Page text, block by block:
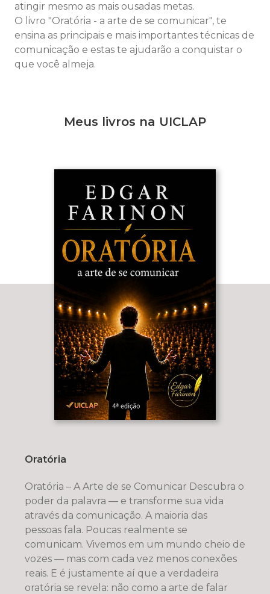
atingir mesmo as mais ousadas metas.
O livro "Oratória - a arte de se comunicar", te
ensina as principais e mais importantes técnicas de
comunicação e estas te ajudarão a conquistar o
que você almeja.
Meus livros na UICLAP
Oratória
Oratória – A Arte de se Comunicar Descubra o
poder da palavra — e transforme sua vida
através da comunicação. A maioria das
pessoas fala. Poucas realmente se
comunicam. Vivemos em um mundo cheio de
vozes — mas com cada vez menos conexões
reais. E é justamente aí que a verdadeira
oratória se revela: não como a arte de falar